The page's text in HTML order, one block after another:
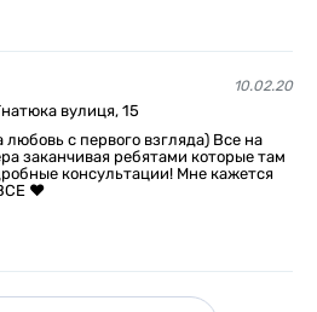
10.02.20
вулиця, 15
с первого взгляда) Все на
заканчивая ребятами которые там
консультации! Мне кажется
❤